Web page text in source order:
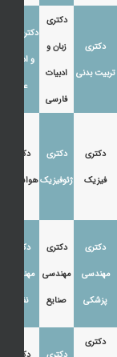
دکتری
تربیت بدنی
دکتری
زبان و
ادبیات
فارسی
دکتری زبان
و ادبیات
عرب
دکتری
فیزیک
دکتری
ژئوفیزیک
دکتری
هواشناسی
دکتری
مهندسی
پزشکی
دکتری
مهندسی
صنایع
دکتری
مهندسی
نفت
دکتری